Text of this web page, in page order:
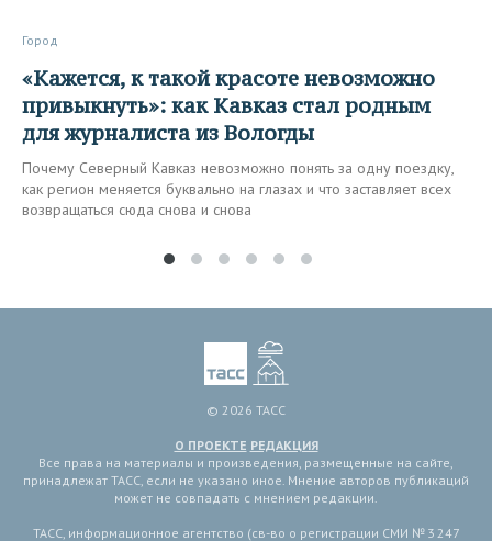
Город
«Кажется, к такой красоте невозможно
привыкнуть»: как Кавказ стал родным
для журналиста из Вологды
Почему Северный Кавказ невозможно понять за одну поездку,
как регион меняется буквально на глазах и что заставляет всех
возвращаться сюда снова и снова
© 2026 ТАСС
О ПРОЕКТЕ РЕДАКЦИЯ
Все права на материалы и произведения, размещенные на сайте,
принадлежат ТАСС, если не указано иное. Мнение авторов публикаций
может не совпадать с мнением редакции.
ТАСС, информационное агентство (св-во о регистрации СМИ № 3 247